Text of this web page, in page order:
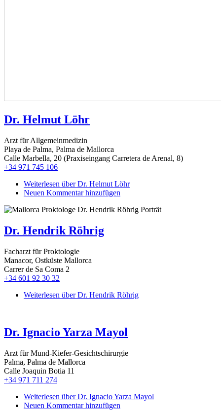
Dr. Helmut Löhr
Arzt für Allgemeinmedizin
Playa de Palma, Palma de Mallorca
Calle Marbella, 20 (Praxiseingang Carretera de Arenal, 8)
+34 971 745 106
Weiterlesen über Dr. Helmut Löhr
Neuen Kommentar hinzufügen
Dr. Hendrik Röhrig
Facharzt für Proktologie
Manacor, Ostküste Mallorca
Carrer de Sa Coma 2
+34 601 92 30 32
Weiterlesen über Dr. Hendrik Röhrig
Dr. Ignacio Yarza Mayol
Arzt für Mund-Kiefer-Gesichtschirurgie
Palma, Palma de Mallorca
Calle Joaquin Botia 11
+34 971 711 274
Weiterlesen über Dr. Ignacio Yarza Mayol
Neuen Kommentar hinzufügen